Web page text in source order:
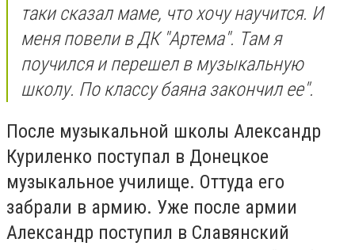
таки сказал маме, что хочу научится. И
меня повели в ДК "Артема". Там я
поучился и перешел в музыкальную
школу. По классу баяна закончил ее".
После музыкальной школы Александр
Куриленко поступал в Донецкое
музыкальное училище. Оттуда его
забрали в армию. Уже после армии
Александр поступил в Славянский